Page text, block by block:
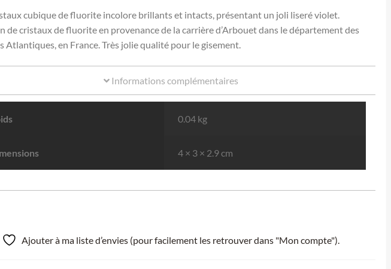
cubique de fluorite incolore brillants et intacts, présentant un joli liseré violet.
de cristaux de fluorite en provenance de la carrière d’Arbouet dans le département des
Atlantiques, en France. Très jolie qualité pour le gisement.
Informations complémentaires
0.04 kg
4 × 3 × 2.9 cm
Ajouter à ma liste d’envies (pour facilement les retrouver dans "Mon compte").